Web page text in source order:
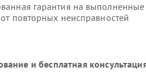
гарантия на
повторных неисправностей
и бесплатная